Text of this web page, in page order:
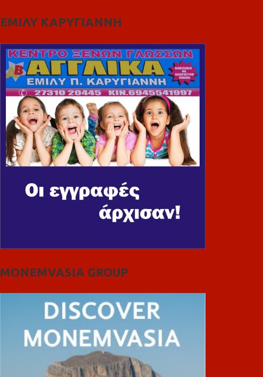
ΕΜΙΛΥ ΚΑΡΥΓΙΑΝΝΗ
MONEMVASIA GROUP